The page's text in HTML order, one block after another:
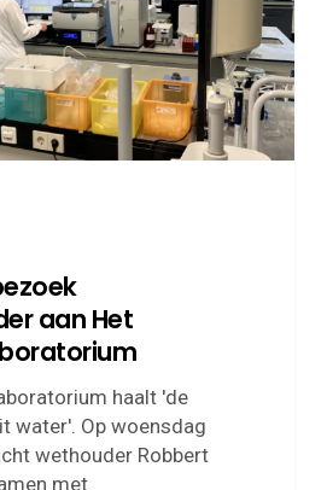
aan Het
haalt 'de
water'. Op woensdag
wethouder Robbert
met